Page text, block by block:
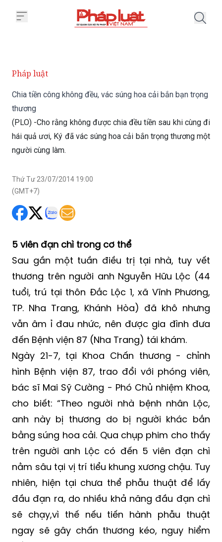
Pháp luật
Chia tiền công không đều, vác súng hoa cải bắn bạn trọng
thương
(PLO) -Cho rằng không được chia đều tiền sau khi cùng đi
người cùng làm.
Thứ Tư 23/07/2014 19:00
5 viên đạn chì trong cơ thể
Sau gần một tuần điều trị tại nhà, tuy vết
thương trên người anh Nguyễn Hữu Lộc (44
tuổi, trú tại thôn Đắc Lộc 1, xã Vĩnh Phương,
TP. Nha Trang, Khánh Hòa) đã khô nhưng
vẫn âm ỉ đau nhức, nên được gia đình đưa
đến Bệnh viện 87 (Nha Trang) tái khám.
Ngày 21-7, tại Khoa Chấn thương - chỉnh
hình Bệnh viện 87, trao đổi với phóng viên,
bác sĩ Mai Sỹ Cường - Phó Chủ nhiệm Khoa,
cho biết: “Theo người nhà bệnh nhân Lộc,
anh này bị thương do bị người khác bắn
bằng súng hoa cải. Qua chụp phim cho thấy
trên người anh Lộc có đến 5 viên đạn chì
nằm sâu tại vị trí tiểu khung xương chậu. Tuy
nhiên, hiện tại chưa thể phẫu thuật để lấy
đầu đạn ra, do nhiều khả năng đầu đạn chì